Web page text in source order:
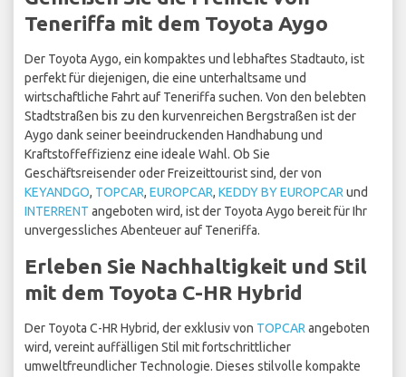
Teneriffa mit dem Toyota Aygo
Der Toyota Aygo, ein kompaktes und lebhaftes Stadtauto, ist
perfekt für diejenigen, die eine unterhaltsame und
wirtschaftliche Fahrt auf Teneriffa suchen. Von den belebten
Stadtstraßen bis zu den kurvenreichen Bergstraßen ist der
Aygo dank seiner beeindruckenden Handhabung und
Kraftstoffeffizienz eine ideale Wahl. Ob Sie
Geschäftsreisender oder Freizeittourist sind, der von
KEYANDGO, TOPCAR, EUROPCAR, KEDDY BY EUROPCAR und
INTERRENT angeboten wird, ist der Toyota Aygo bereit für Ihr
unvergessliches Abenteuer auf Teneriffa.
Erleben Sie Nachhaltigkeit und Stil
mit dem Toyota C-HR Hybrid
Der Toyota C-HR Hybrid, der exklusiv von TOPCAR angeboten
wird, vereint auffälligen Stil mit fortschrittlicher
umweltfreundlicher Technologie. Dieses stilvolle kompakte